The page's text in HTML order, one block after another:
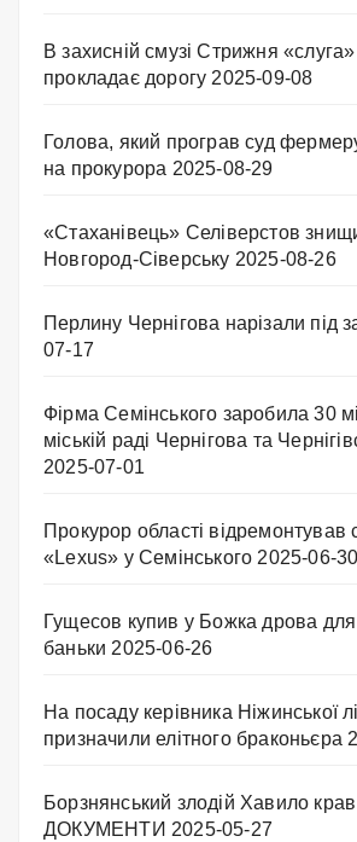
В захисній смузі Стрижня
прокладає дорогу 2025-09-08
Голова, який програв суд
на прокурора 2025-08-29
«Стаханівець» Селіверстов
Новгород-Сіверську 2025-08-26
Перлину Чернігова нарізали під
07-17
Фірма Семінського заробила 30
міській раді Чернігова та
2025-07-01
Прокурор області відремонтував
«Lexus» у Семінського 2025-06-30
Гущесов купив у Божка дрова для
баньки 2025-06-26
На посаду керівника Ніжинської
призначили елітного браконьєра
Борзнянський злодій Хавило крав
ДОКУМЕНТИ 2025-05-27